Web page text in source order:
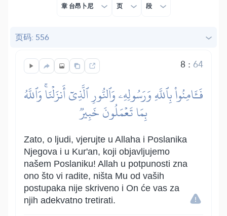
章 台昂卜尼 页 段
页码: 556
8 :64
فَـَٔامِنُواْ بِٱللَّهِ وَرَسُولِهِۦ وَٱلنُّورِ ٱلَّذِيٓ أَنزَلۡنَاۚ وَٱللَّهُ
بِمَا تَعۡمَلُونَ خَبِيرٞ
Zato, o ljudi, vjerujte u Allaha i Poslanika
Njegova i u Kur'an, koji objavljujemo
našem Poslaniku! Allah u potpunosti zna
ono što vi radite, ništa Mu od vaših
postupaka nije skriveno i On će vas za
njih adekvatno tretirati.